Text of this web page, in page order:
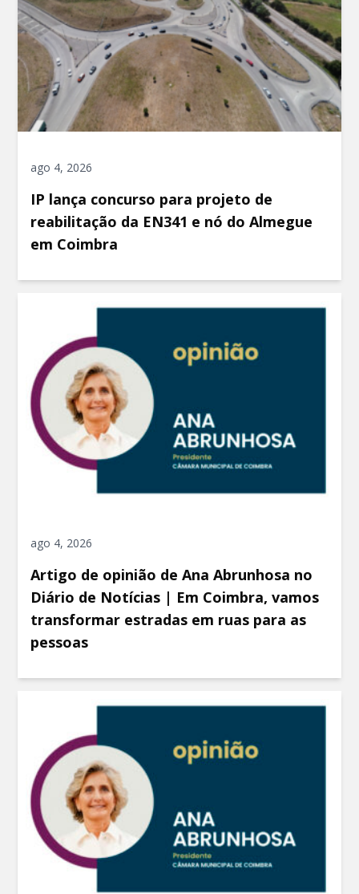
ago 4, 2026
IP lança concurso para projeto de
reabilitação da EN341 e nó do Almegue
em Coimbra
ago 4, 2026
Artigo de opinião de Ana Abrunhosa no
Diário de Notícias | Em Coimbra, vamos
transformar estradas em ruas para as
pessoas